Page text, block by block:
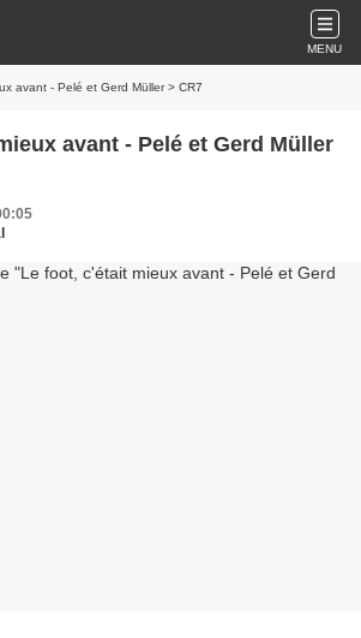
MENU
avant - Pelé et Gerd Müller > CR7
avant - Pelé et Gerd Müller